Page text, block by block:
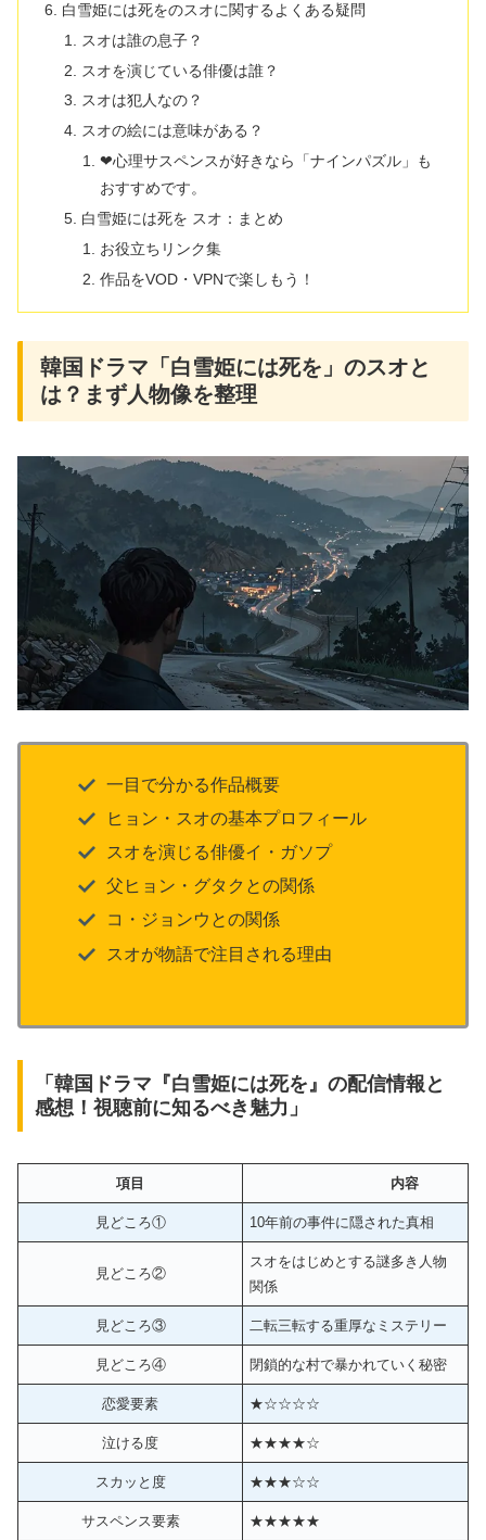
白雪姫には死をのスオに関するよくある疑問
スオは誰の息子？
スオを演じている俳優は誰？
スオは犯人なの？
スオの絵には意味がある？
❤心理サスペンスが好きなら「ナインパズル」も
おすすめです。
白雪姫には死を スオ：まとめ
お役立ちリンク集
作品をVOD・VPNで楽しもう！
韓国ドラマ「白雪姫には死を」のスオと
は？まず人物像を整理
一目で分かる作品概要
ヒョン・スオの基本プロフィール
スオを演じる俳優イ・ガソプ
父ヒョン・グタクとの関係
コ・ジョンウとの関係
スオが物語で注目される理由
「韓国ドラマ『白雪姫には死を』の配信情報と
感想！視聴前に知るべき魅力」
項目 内容
見どころ① 10年前の事件に隠された真相
見どころ②
スオをはじめとする謎多き人物
関係
見どころ③ 二転三転する重厚なミステリー
見どころ④ 閉鎖的な村で暴かれていく秘密
恋愛要素 ★☆☆☆☆
泣ける度 ★★★★☆
スカッと度 ★★★☆☆
サスペンス要素 ★★★★★